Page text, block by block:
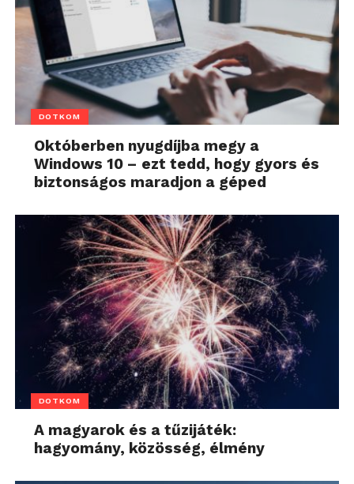
DOTKOM
Októberben nyugdíjba megy a
Windows 10 – ezt tedd, hogy gyors és
biztonságos maradjon a géped
DOTKOM
A magyarok és a tűzijáték:
hagyomány, közösség, élmény